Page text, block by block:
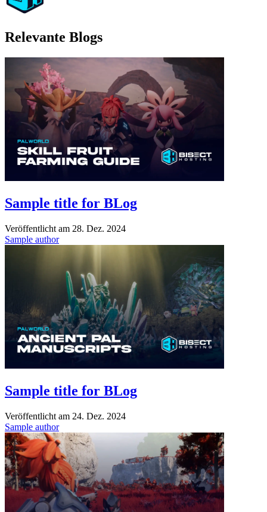
Relevante Blogs
Sample title for BLog
Veröffentlicht am 28. Dez. 2024
Sample author
Sample title for BLog
Veröffentlicht am 24. Dez. 2024
Sample author